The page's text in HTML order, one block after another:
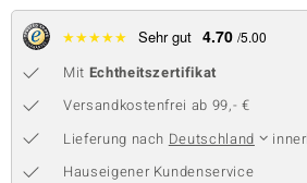
Collection
★★★★★ Sehr gut 4.70 /5.00
Mit Echtheitszertifikat
Versandkostenfrei ab 99,- €
Lieferung nach Deutschland
Hauseigener Kundenservice